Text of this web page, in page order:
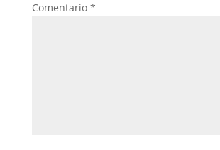
Comentario *